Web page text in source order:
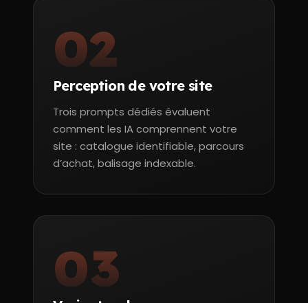
02
Perception de votre site
Trois prompts dédiés évaluent
comment les IA comprennent votre
site : catalogue identifiable, parcours
d’achat, balisage indexable.
03